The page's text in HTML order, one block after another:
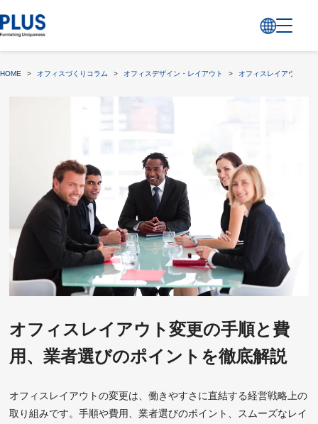
HOME > オフィスづくりコラム > オフィスデザイン・レイアウト > オフィスレイアウト変
オフィスレイアウト変更の手順と費
用、業者選びのポイントを徹底解説
オフィスレイアウトの変更は、働きやすさに直結する経営戦略上の
取り組みです。手順や費用、業者選びのポイント、スムーズなレイ